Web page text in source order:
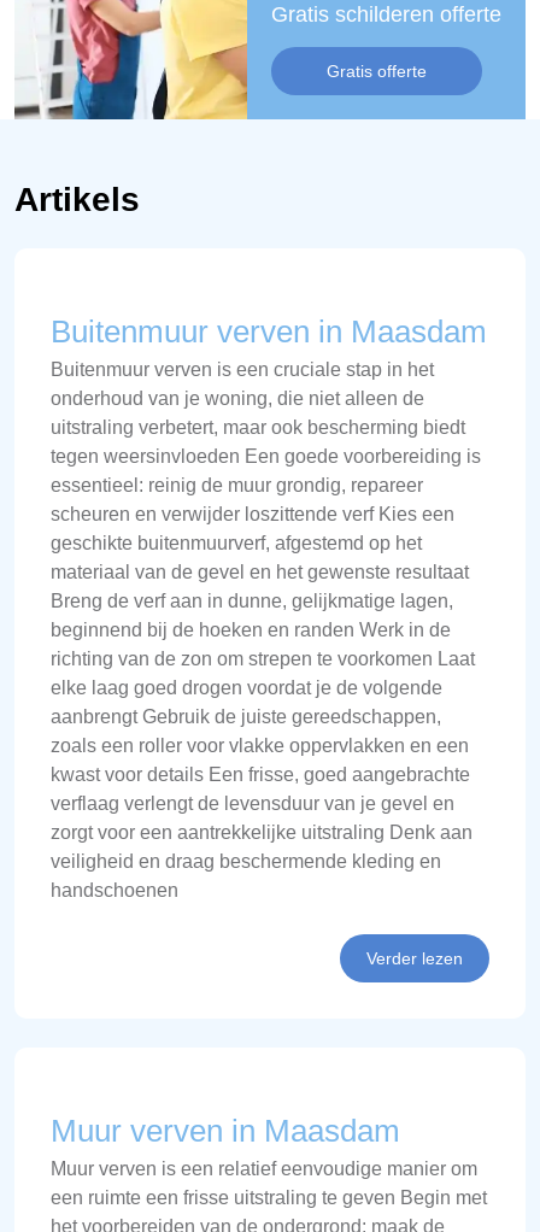
Gratis schilderen offerte
Gratis offerte
Artikels
Buitenmuur verven in Maasdam
Buitenmuur verven is een cruciale stap in het
onderhoud van je woning, die niet alleen de
uitstraling verbetert, maar ook bescherming biedt
tegen weersinvloeden Een goede voorbereiding is
essentieel: reinig de muur grondig, repareer
scheuren en verwijder loszittende verf Kies een
geschikte buitenmuurverf, afgestemd op het
materiaal van de gevel en het gewenste resultaat
Breng de verf aan in dunne, gelijkmatige lagen,
beginnend bij de hoeken en randen Werk in de
richting van de zon om strepen te voorkomen Laat
elke laag goed drogen voordat je de volgende
aanbrengt Gebruik de juiste gereedschappen,
zoals een roller voor vlakke oppervlakken en een
kwast voor details Een frisse, goed aangebrachte
verflaag verlengt de levensduur van je gevel en
zorgt voor een aantrekkelijke uitstraling Denk aan
veiligheid en draag beschermende kleding en
handschoenen
Verder lezen
Muur verven in Maasdam
Muur verven is een relatief eenvoudige manier om
een ruimte een frisse uitstraling te geven Begin met
het voorbereiden van de ondergrond: maak de